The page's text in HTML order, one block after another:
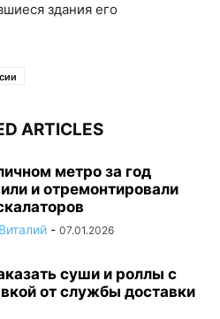
здания его
ARTICLES
метро за год
и отремонтировали
- 07.01.2026
суши и роллы с
от службы доставки